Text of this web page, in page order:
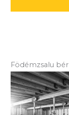
Födémzsalu